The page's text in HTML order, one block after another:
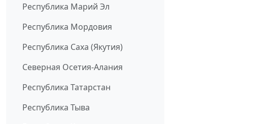
Республика Марий Эл
Республика Мордовия
Республика Саха (Якутия)
Северная Осетия-Алания
Республика Татарстан
Республика Тыва